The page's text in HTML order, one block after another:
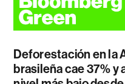
Deforestación en la
brasileña cae 37% y